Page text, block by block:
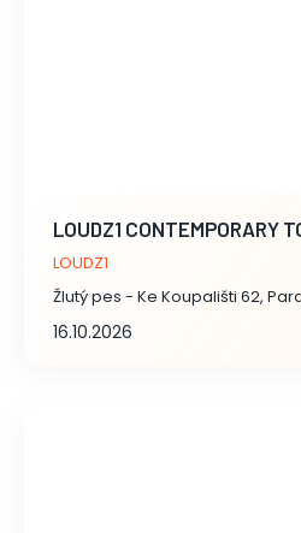
LOUDZ1 CONTEMPORARY
LOUDZ1
Žlutý pes - Ke Koupališti 62,
16.10.2026